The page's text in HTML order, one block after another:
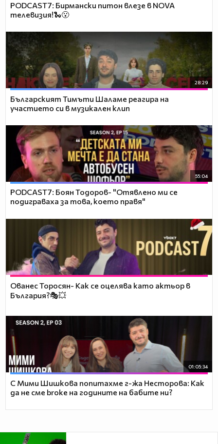
PODCAST7: Бирмански питон влезе в NOVA
телевизия!🐍😮
28:29
Българският Тимъти Шаламе реагира на
участието си в музикален клип
55:04
PODCAST7: ‪Боян Тодоров- "Отявлено ми се
подиграваха за това, което правя"
Ованес Торосян- Как се оцелява като актьор в
България?🎭💥
01:05:34
С Мими Шишкова попитахме г-жа Несторова: Как
да не сме broke на годините на бабите ни?